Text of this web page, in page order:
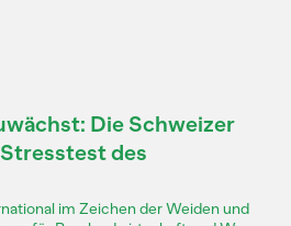
Die Schweizer
des
im Zeichen der Weiden und